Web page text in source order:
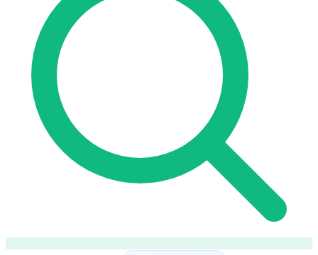
Asesoría SEO Estudio de Enlazado Auditoría SEO
Consultoría SEO
Cómo funciona
Idioma
🇪🇸 ES
🇬🇧 EN
Acceder